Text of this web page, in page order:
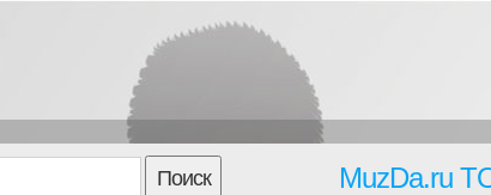
Поиск MuzDa.ru